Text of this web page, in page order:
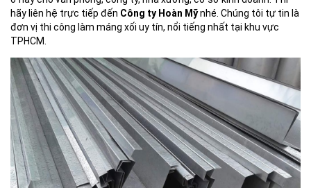
hãy liên hệ trực tiếp đến Công ty Hoàn Mỹnhé. Chúng tôi tự tin là
đơn vị thi công làm máng xối uy tín, nổi tiếng nhất tại khu vực
TPHCM.